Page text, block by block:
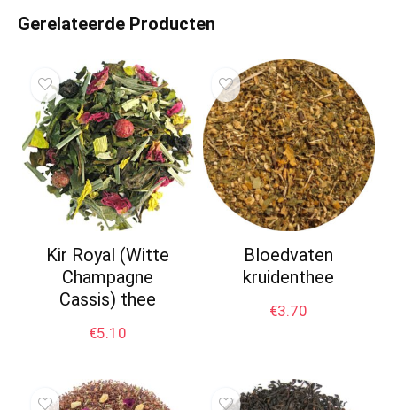
Gerelateerde Producten
Kir Royal (Witte
Champagne
Cassis) thee
€5.10
Bloedvaten
kruidenthee
€3.70